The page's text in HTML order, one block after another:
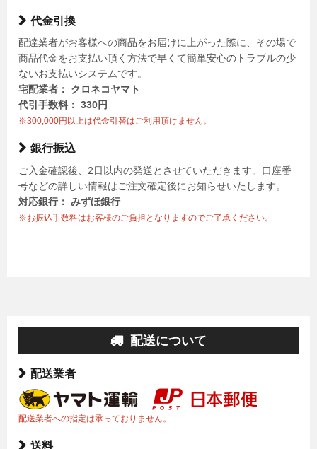
代金引換
配達業者がお客様への商品をお届けに上がった際に、その場で
商品代金をお支払い頂く方法で早くて簡単安心のトラブルの少
ないお支払いシステムです。
宅配業者： クロネコヤマト
代引手数料： 330円
※300,000円以上は代金引替はご利用頂けません。
銀行振込
ご入金確認後、2日以内の発送とさせていただきます。口座番
号などの詳しい情報はご注文確定後にお知らせいたします。
対応銀行： みずほ銀行
※お振込手数料はお客様のご負担となりますのでご了承ください。
配送について
配送業者
配送業者への指定は承っておりません。
送料